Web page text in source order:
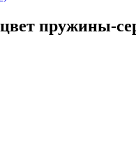
пружины-